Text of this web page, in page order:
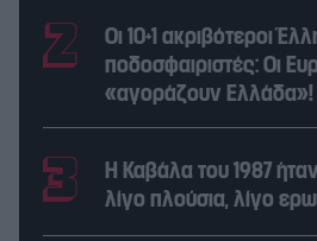
Οι 10+1 ακριβότεροι
ποδοσφαιριστές: Οι
«αγοράζουν Ελλάδα»!
Η Καβάλα του 1987
λίγο πλούσια, λίγο